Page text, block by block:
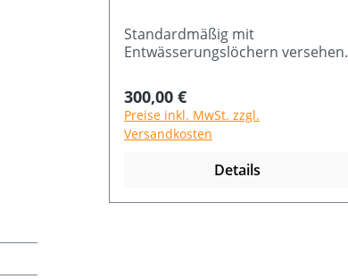
Standardmäßig mit
Entwässerungslöchern versehen.
Regulärer Preis:
300,00 €
Preise inkl. MwSt. zzgl.
Versandkosten
Details